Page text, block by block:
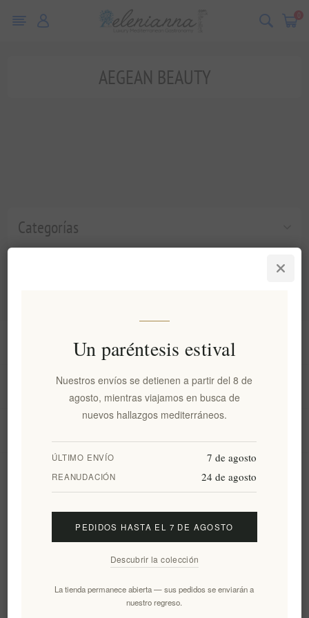
0
Categorías
AEGEAN BEAUTY
Información
Mi cuenta
Suscribirse Desuscribirse
Un paréntesis estival
Nuestros envíos se detienen a partir del 8 de
agosto, mientras viajamos en busca de
nuevos hallazgos mediterráneos.
ÚLTIMO ENVÍO 7 de agosto
REANUDACIÓN 24 de agosto
PEDIDOS HASTA EL 7 DE AGOSTO
Descubrir la colección
La tienda permanece abierta — sus pedidos se enviarán a
nuestro regreso.